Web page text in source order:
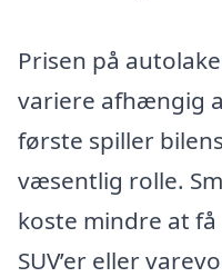
Prisen på
variere afhængig
første spiller
væsentlig rolle.
koste mindre at
SUV’er eller